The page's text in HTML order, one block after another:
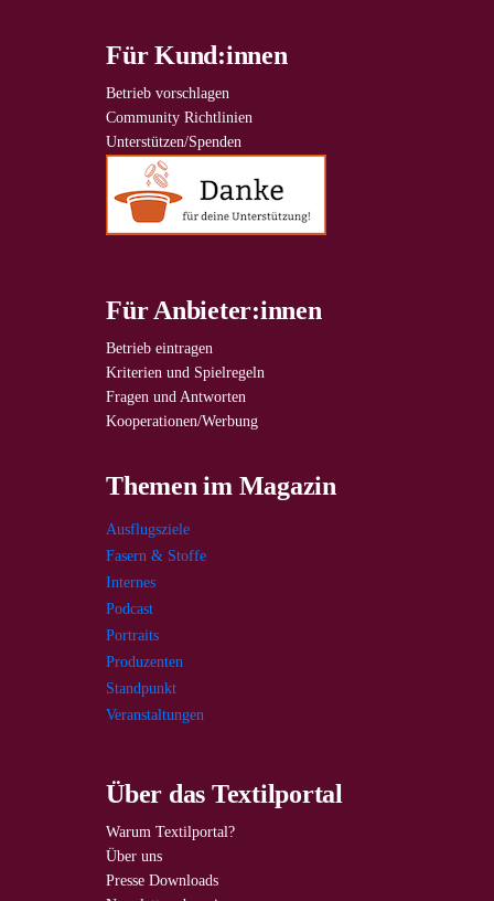
Für Kund:innen
Betrieb vorschlagen
Community Richtlinien
Unterstützen/Spenden
Für Anbieter:innen
Betrieb eintragen
Kriterien und Spielregeln
Fragen und Antworten
Kooperationen/Werbung
Themen im Magazin
Ausflugsziele
Fasern & Stoffe
Internes
Podcast
Portraits
Produzenten
Standpunkt
Veranstaltungen
Über das Textilportal
Warum Textilportal?
Über uns
Presse Downloads